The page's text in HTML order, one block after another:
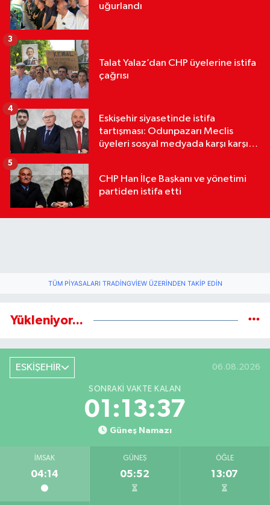
uğurlandı
Talat Yalaz’dan CHP üyelerine istifa
çağrısı
3
Eskişehir siyasetinde istifa
tartışması: Odunpazarı Meclis
üyeleri sosyal medyada karşı karşıya
4
CHP Han İlçe Başkanı ve yönetimi
partiden istifa etti
5
TÜM PIYASALARI TRADINGVIEW ÜZERINDEN TAKIP EDIN
Yükleniyor...
ESKİŞEHİR 06.08.2026
SONRAKI VAKTE KALAN
01:13:37
Güneş Namazı
İMSAK
04:14
GÜNEŞ
05:52
ÖĞLE
13:07